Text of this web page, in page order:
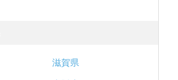
滋賀県